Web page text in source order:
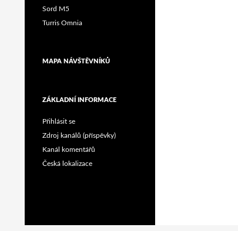
Sord M5
Turris Omnia
MAPA NÁVŠTĚVNÍKŮ
ZÁKLADNÍ INFORMACE
Přihlásit se
Zdroj kanálů (příspěvky)
Kanál komentářů
Česká lokalizace